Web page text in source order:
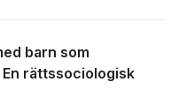
barn som
rättssociologisk